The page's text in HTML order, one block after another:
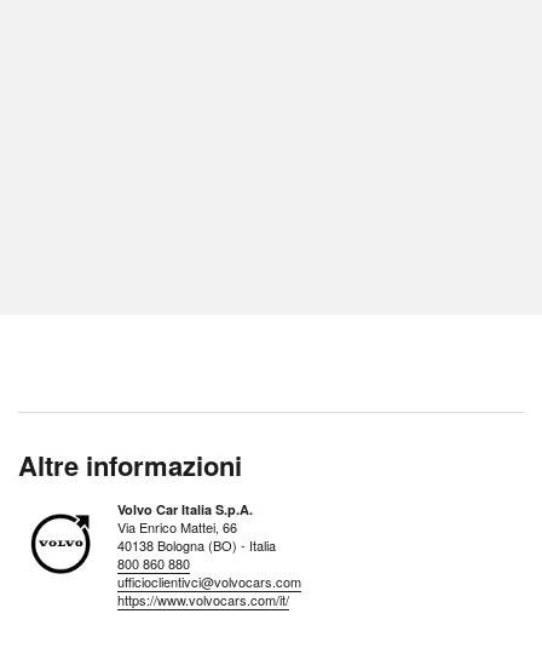
Altre informazioni
Volvo Car Italia S.p.A.
Via Enrico Mattei, 66
40138 Bologna (BO) - Italia
800 860 880
ufficioclientivci@volvocars.com
https://www.volvocars.com/it/